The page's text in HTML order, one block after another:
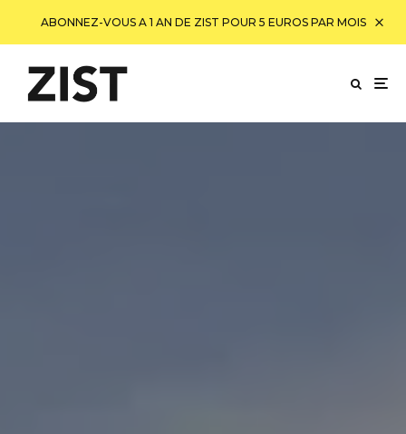
ABONNEZ-VOUS A 1 AN DE ZIST POUR 5 EUROS PAR MOIS